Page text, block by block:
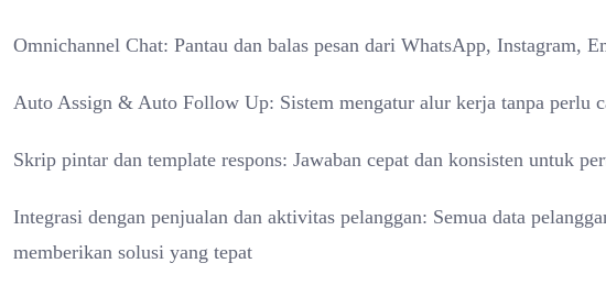
Omnichannel Chat: Pantau dan balas pesan dari WhatsApp, Instagram,
Auto Assign & Auto Follow Up: Sistem mengatur alur kerja tanpa perlu
Skrip pintar dan template respons: Jawaban cepat dan konsisten untuk
Integrasi dengan penjualan dan aktivitas pelanggan: Semua data
memberikan solusi yang tepat